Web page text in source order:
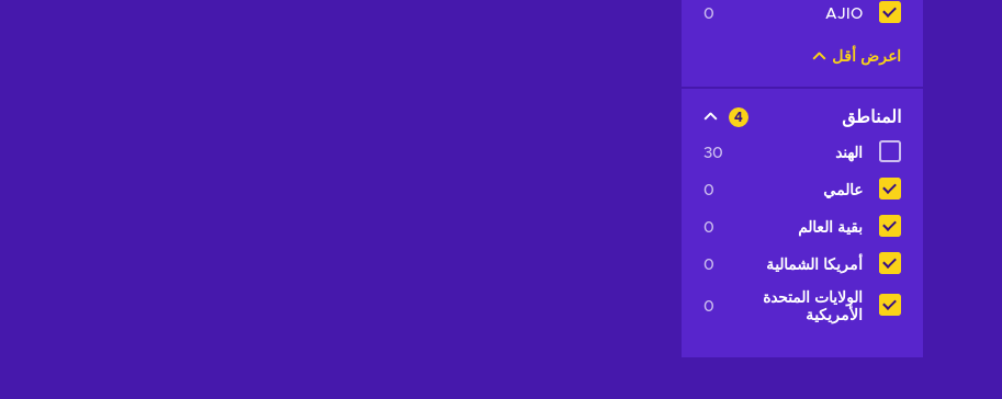
AJIO
0
اعرض أقل
المناطق 4
الهند 30
عالمي 0
بقية العالم 0
أمريكا الشمالية 0
الولايات المتحدة
الأمريكية
0